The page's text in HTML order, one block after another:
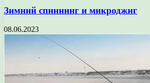
Зимний спиннинг и микроджиг
08.06.2023